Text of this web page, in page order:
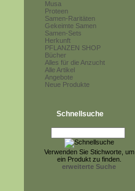
Musa
Proteen
Samen-Raritäten
Gekeimte Samen
Samen-Sets
Herkunft
PFLANZEN SHOP
Bücher
Alles für die Anzucht
Alle Artikel
Angebote
Neue Produkte
Schnellsuche
Verwenden Sie Stichworte, um
ein Produkt zu finden.
erweiterte Suche